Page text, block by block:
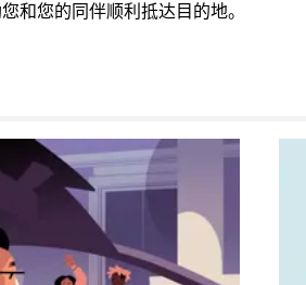
和您的同伴顺利抵达目的地。